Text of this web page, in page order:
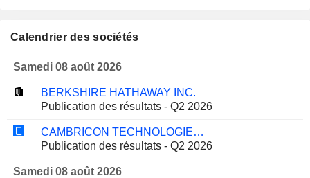
Calendrier des sociétés
Samedi 08 août 2026
BERKSHIRE HATHAWAY INC.
Publication des résultats - Q2 2026
CAMBRICON TECHNOLOGIES CORPORATION LIMITED
Publication des résultats - Q2 2026
Samedi 08 août 2026